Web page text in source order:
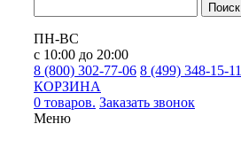
Поиск
ПН-ВС
с 10:00 до 20:00
8 (800) 302-77-06 8 (499) 348-15-11
КОРЗИНА
0 товаров. Заказать звонок
Меню